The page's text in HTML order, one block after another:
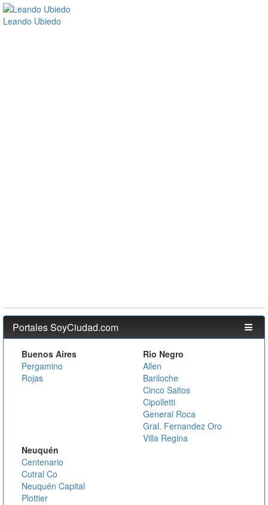
Leando Ubiedo
Portales SoyCiudad.com
Buenos Aires
Pergamino
Rojas
Rio Negro
Allen
Bariloche
Cinco Saltos
Cipolletti
General Roca
Gral. Fernandez Oro
Villa Regina
Neuquén
Centenario
Cutral Co
Neuquén Capital
Plottier